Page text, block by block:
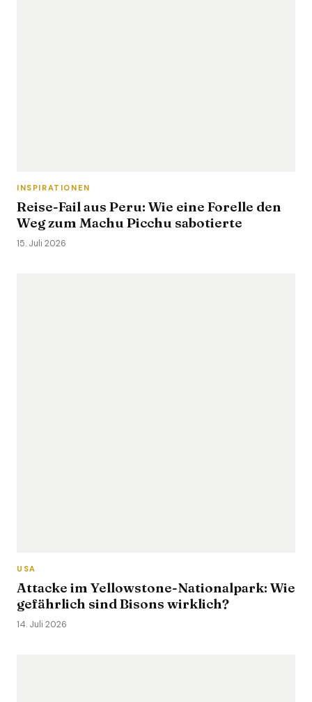
INSPIRATIONEN
Reise-Fail aus Peru: Wie eine Forelle den
Weg zum Machu Picchu sabotierte
15. Juli 2026
USA
Attacke im Yellowstone-Nationalpark: Wie
gefährlich sind Bisons wirklich?
14. Juli 2026